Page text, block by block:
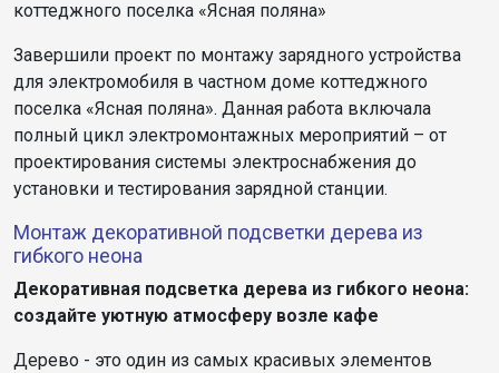
коттеджного поселка «Ясная поляна»
Завершили проект по монтажу зарядного устройства
для электромобиля в частном доме коттеджного
поселка «Ясная поляна». Данная работа включала
полный цикл электромонтажных мероприятий – от
проектирования системы электроснабжения до
установки и тестирования зарядной станции.
Монтаж декоративной подсветки дерева из
гибкого неона
Декоративная подсветка дерева из гибкого неона:
создайте уютную атмосферу возле кафе
Дерево - это один из самых красивых элементов